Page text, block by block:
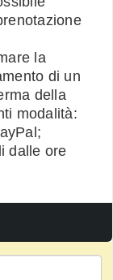
la
di un
della
modalità:
dalle ore